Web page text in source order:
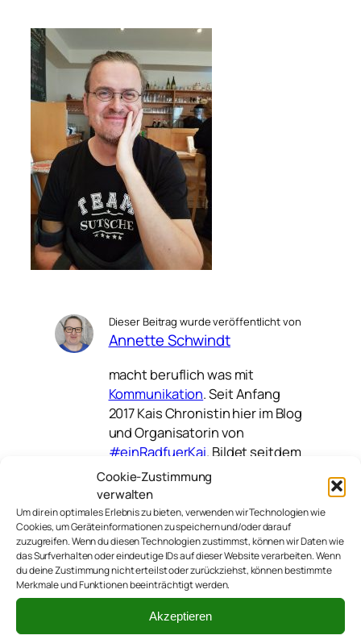
Cookie-Zustimmung
verwalten
Um dir ein optimales Erlebnis zu bieten, verwenden wir Technologien wie
Cookies, um Geräteinformationen zu speichern und/oder darauf
zuzugreifen. Wenn du diesen Technologien zustimmst, können wir Daten wie
das Surfverhalten oder eindeutige IDs auf dieser Website verarbeiten. Wenn
du deine Zustimmung nicht erteilst oder zurückziehst, können bestimmte
Merkmale und Funktionen beeinträchtigt werden.
Akzeptieren
Dieser Beitrag wurde veröffentlicht von
Annette Schwindt
macht beruflich was mit
Kommunikation. Seit Anfang
2017 Kais Chronistin hier im Blog
und Organisatorin von
#einRadfuerKai. Bildet seitdem
mit Kai und ihrem Mann Thomas
#teamsutsche. Schreibt sonst
nochauf verschiedenen
anderen Blogs.